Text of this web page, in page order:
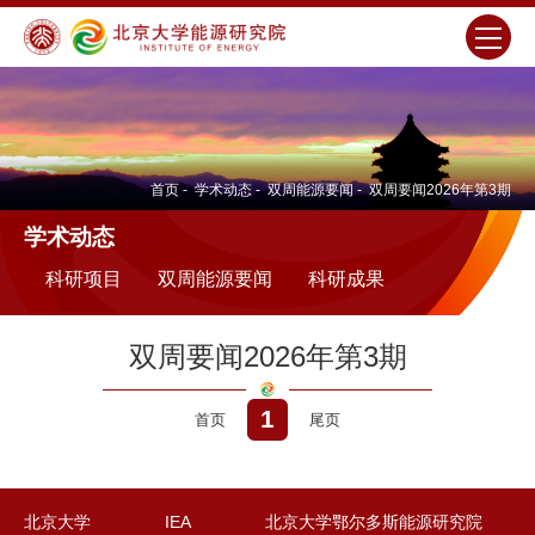
首页 - 学术动态 - 双周能源要闻 - 双周要闻2026年第3期
学术动态
科研项目 双周能源要闻 科研成果
双周要闻2026年第3期
首页 1 尾页
北京大学 IEA
北京大学鄂尔多斯能源研究院